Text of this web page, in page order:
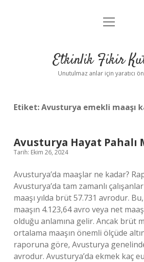
Anasayfa
Yasal Uyarı
menüyü
Etkinlik Fikir
Unutulmaz anlar için yaratıcı
Etiket:Avusturya emekli maaşı
Avusturya Hayat Pahalı
Tarih: Ekim 26, 2024
Avusturya’da maaşlar ne kadar?
Avusturya’da tam zamanlı
maaşı yılda brüt 57.731 avrodur.
maaşın 4.123,64 avro veya net
olduğu anlamına gelir. Ancak brüt
ortalama maaşın önemli ölçüde
raporuna göre, Avusturya genelinde
avrodur. Avusturya’da ekmek kaç